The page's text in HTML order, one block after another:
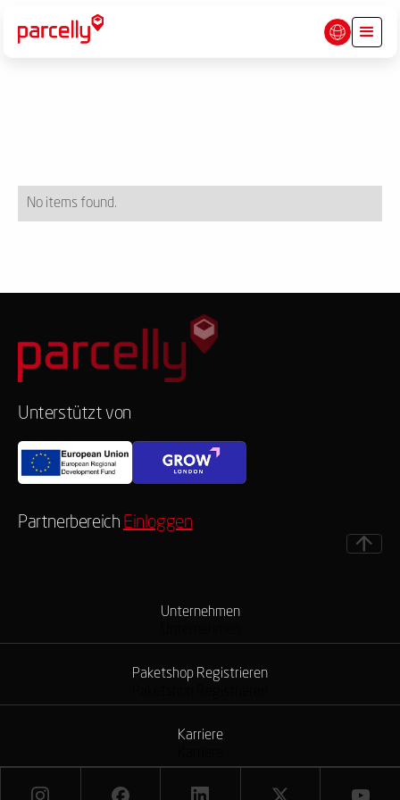
No items found.
Unterstützt von
Partnerbereich Einloggen
Unternehmen
Paketshop Registrieren
Karriere